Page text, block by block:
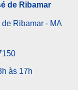
de Ribamar
Ribamar - MA
às 17h